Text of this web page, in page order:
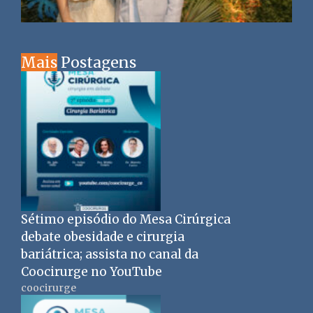
Mais Postagens
Sétimo episódio do Mesa Cirúrgica
debate obesidade e cirurgia
bariátrica; assista no canal da
Coocirurge no YouTube
coocirurge